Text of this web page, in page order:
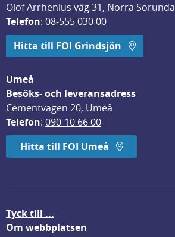
Olof Arrhenius väg 31, Norra Sorunda
Telefon: 08-555 030 00
Hitta till FOI Grindsjön
Umeå
Besöks- och leveransadress
Cementvägen 20, Umeå
Telefon: 090-10 66 00
Hitta till FOI Umeå
Tyck till ...
Om webbplatsen